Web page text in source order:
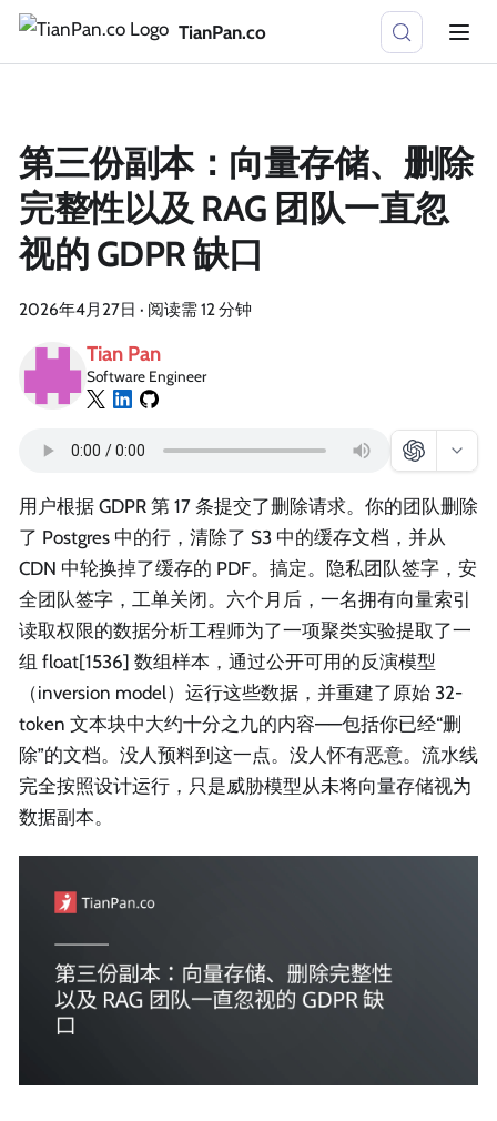
TianPan.co
第三份副本：向量存储、删除
完整性以及 RAG 团队一直忽
视的 GDPR 缺口
2026年4月27日 · 阅读需 12 分钟
Tian Pan
Software Engineer
用户根据 GDPR 第 17 条提交了删除请求。你的团队删除
了 Postgres 中的行，清除了 S3 中的缓存文档，并从
CDN 中轮换掉了缓存的 PDF。搞定。隐私团队签字，安
全团队签字，工单关闭。六个月后，一名拥有向量索引
读取权限的数据分析工程师为了一项聚类实验提取了一
组 float[1536] 数组样本，通过公开可用的反演模型
（inversion model）运行这些数据，并重建了原始 32-
token 文本块中大约十分之九的内容——包括你已经“删
除”的文档。没人预料到这一点。没人怀有恶意。流水线
完全按照设计运行，只是威胁模型从未将向量存储视为
数据副本。